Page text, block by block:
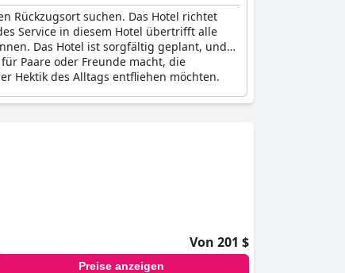
Rückzugsort suchen. Das Hotel richtet
Service in diesem Hotel übertrifft alle
Das Hotel ist sorgfältig geplant, und
Paare oder Freunde macht, die
Hektik des Alltags entfliehen möchten.
Von 201 $
Preise anzeigen